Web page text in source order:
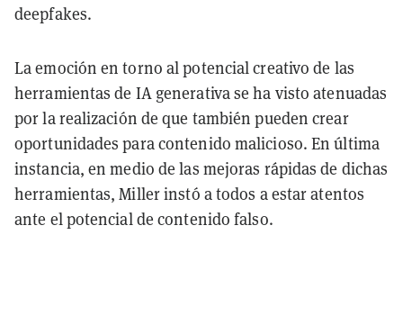
deepfakes.
La emoción en torno al potencial creativo de las
herramientas de IA generativa se ha visto atenuadas
por la realización de que también pueden crear
oportunidades para contenido malicioso. En última
instancia, en medio de las mejoras rápidas de dichas
herramientas, Miller instó a todos a estar atentos
ante el potencial de contenido falso.